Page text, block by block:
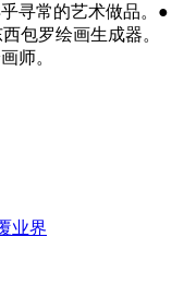
寻常的艺术做品。●
包罗绘画生成器。
师。
业界